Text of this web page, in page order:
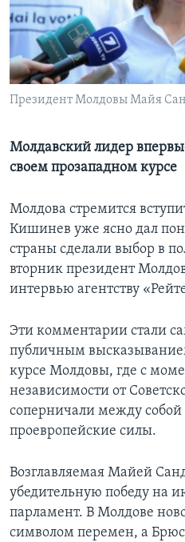
Learning English
СОЦИАЛЬНЫЕ СЕТИ
Языки
Президент Молдовы Майя
Молдавский лидер
своем прозападном курсе
Молдова стремится
Кишинев уже ясно дал
страны сделали выбор в
вторник президент
интервью агентству
Эти комментарии стали
публичным
курсе Молдовы, где с
независимости от
соперничали между собой
проевропейские силы.
Возглавляемая Майей
убедительную победу на
парламент. В Молдове
символом перемен, а